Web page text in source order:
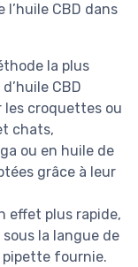
CBD dans
la plus
CBD
les croquettes ou
chats,
ou en huile de
grâce à leur
effet plus rapide,
sous la langue de
pipette fournie.